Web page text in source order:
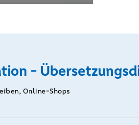
-
Online-Shops